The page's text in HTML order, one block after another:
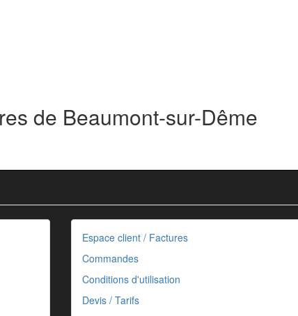
de Beaumont-sur-Dême
Espace client / Factures
Commandes
Conditions d'utilisation
Devis / Tarifs